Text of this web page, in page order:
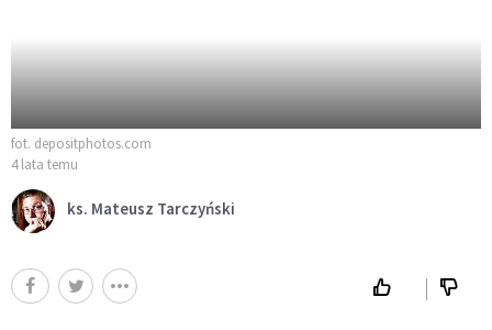
fot. depositphotos.com
4 lata temu
ks. Mateusz Tarczyński